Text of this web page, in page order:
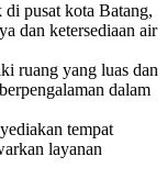
di pusat kota Batang,
dan ketersediaan air
ruang yang luas dan
dalam
tempat
layanan